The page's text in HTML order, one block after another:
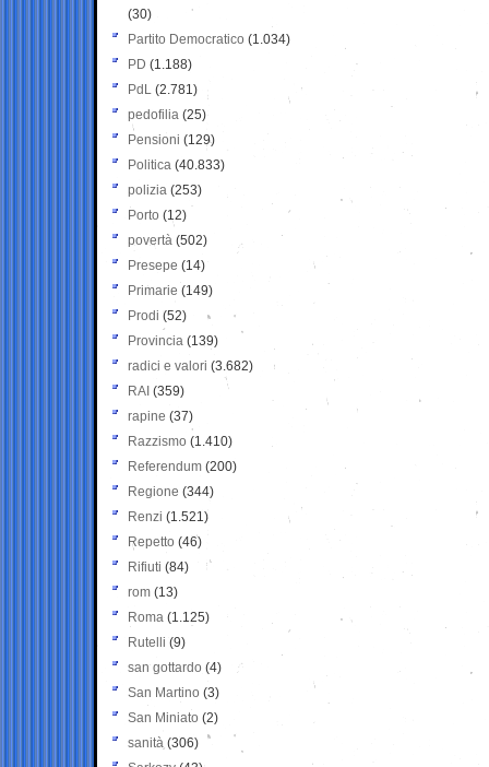
(30)
Partito Democratico (1.034)
PD (1.188)
PdL (2.781)
pedofilia (25)
Pensioni (129)
Politica (40.833)
polizia (253)
Porto (12)
povertà (502)
Presepe (14)
Primarie (149)
Prodi (52)
Provincia (139)
radici e valori (3.682)
RAI (359)
rapine (37)
Razzismo (1.410)
Referendum (200)
Regione (344)
Renzi (1.521)
Repetto (46)
Rifiuti (84)
rom (13)
Roma (1.125)
Rutelli (9)
san gottardo (4)
San Martino (3)
San Miniato (2)
sanità (306)